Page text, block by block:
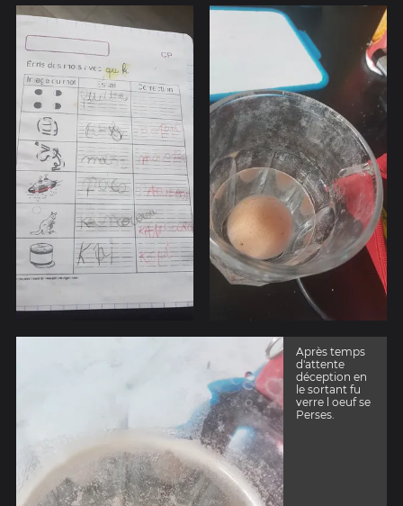
Après temps
d'attente
déception en
le sortant fu
verre l oeuf se
Perses.